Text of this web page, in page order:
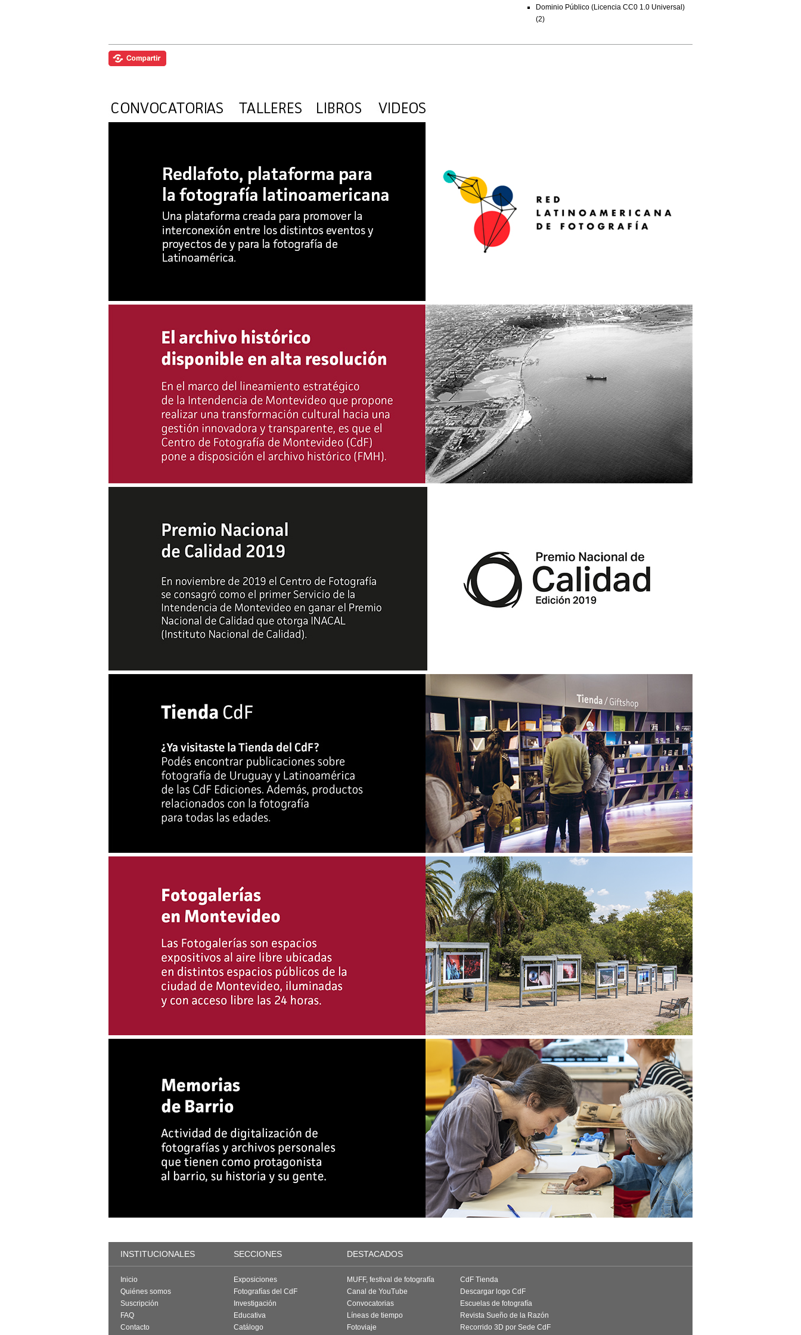
Dominio Público (Licencia CC0 1.0 Universal)
(2)
INSTITUCIONALES SECCIONES DESTACADOS
Inicio
Quiénes somos
Suscripción
FAQ
Contacto
Exposiciones
Fotografías del CdF
Investigación
Educativa
Catálogo
MUFF, festival de fotografía
Canal de YouTube
Convocatorias
Líneas de tiempo
Fotoviaje
CdF Tienda
Descargar logo CdF
Escuelas de fotografía
Revista Sueño de la Razón
Recorrido 3D por Sede CdF